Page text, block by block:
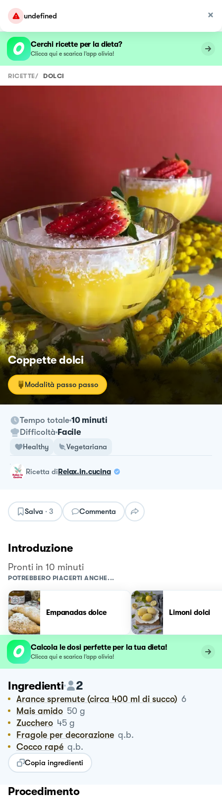
undefined
Cerchi ricette per la dieta?
Clicca qui e scarica l’app olivia!
RICETTE/ DOLCI
Coppette dolci
Modalità passo passo
Tempo totale 10 minuti
Difficoltà Facile
Healthy Vegetariana
ricetta diRelax.in.cucina
Salva · 3 Commenta
Introduzione
Pronti in 10 minuti
POTREBBERO PIACERTI ANCHE...
Empanadas dolce Limoni dolci
Calcola le dosi perfette per la tua dieta!
Clicca qui e scarica l’app olivia!
Ingredienti 2
Arance spremute (circa 400 ml di succo) 6
Mais amido 50 g
Zucchero 45 g
Fragole per decorazione q.b.
Cocco rapé q.b.
Copia ingredienti
Procedimento